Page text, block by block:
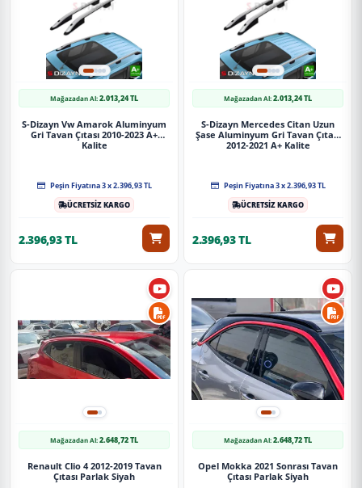
Mağazadan Al:2.013,24 TL
S-Dizayn Vw Amarok Aluminyum
Gri Tavan Çıtası 2010-2023 A+
Kalite
Peşin Fiyatına 3 x 2.396,93 TL
ÜCRETSİZ KARGO
2.396,93 TL
Mağazadan Al:2.013,24 TL
S-Dizayn Mercedes Citan Uzun
Şase Aluminyum Gri Tavan Çıtası
2012-2021 A+ Kalite
Peşin Fiyatına 3 x 2.396,93 TL
ÜCRETSİZ KARGO
2.396,93 TL
Mağazadan Al:2.648,72 TL
Renault Clio 4 2012-2019 Tavan
Çıtası Parlak Siyah
Mağazadan Al:2.648,72 TL
Opel Mokka 2021 Sonrası Tavan
Çıtası Parlak Siyah